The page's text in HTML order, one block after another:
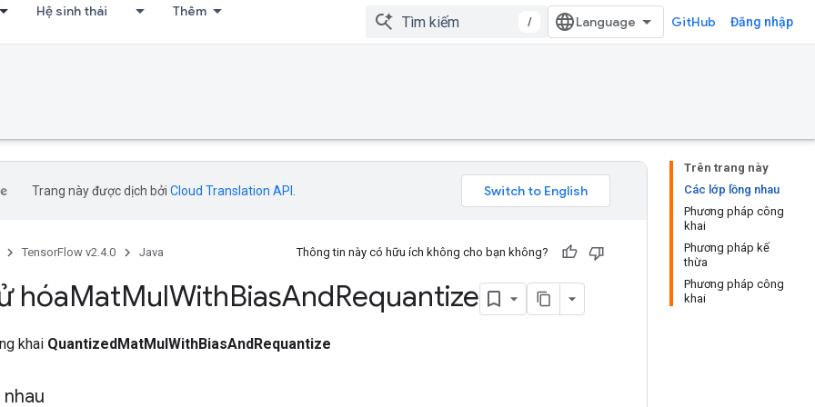
Hệ sinh thái Thêm
/ GitHub Đăng nhập
Trên trang này
Các lớp lồng nhau
Phương pháp công
khai
Phương pháp kế
thừa
Phương pháp công
khai
Trang này được dịch bởi Cloud Translation API
TensorFlow v2.4.0 Java Thông tin này có hữu ích không cho bạn không?
hóaMatMulWithBiasAndRequantize
khai QuantizedMatMulWithBiasAndRequantize